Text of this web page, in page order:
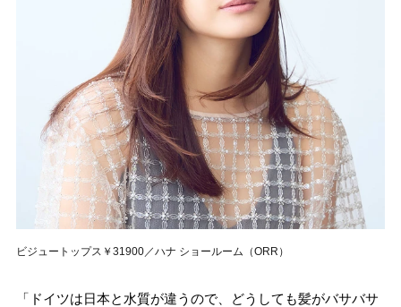
ビジュートップス￥31900／ハナ ショールーム（ORR）
「ドイツは日本と水質が違うので、どうしても髪がバサバサ